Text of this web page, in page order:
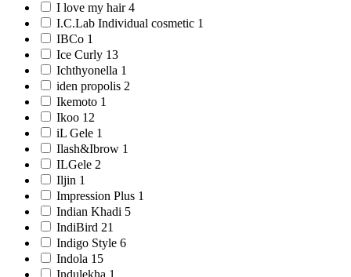
I love my hair 4
I.C.Lab Individual cosmetic 1
IBCо 1
Ice Curly 13
Ichthyonella 1
iden propolis 2
Ikemoto 1
Ikoo 12
iL Gele 1
Ilash&Ibrow 1
ILGele 2
Iljin 1
Impression Plus 1
Indian Khadi 5
IndiBird 21
Indigo Style 6
Indola 15
Indulekha 1